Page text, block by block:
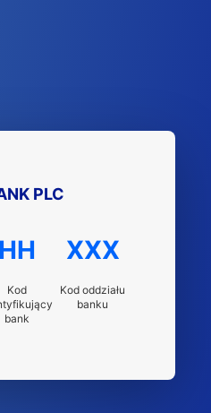
PLC
Kod
bank
XXX
Kod oddziału
banku